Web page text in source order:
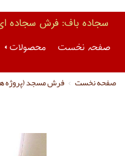
سجاده باف: فرش سجاده
صفحه نخست محصولات
صفحه نخست فرش مسجد (پروژه